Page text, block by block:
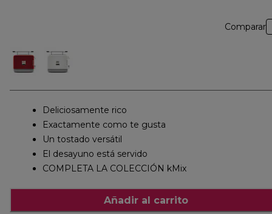
Comparar
Deliciosamente rico
Exactamente como te gusta
Un tostado versátil
El desayuno está servido
COMPLETA LA COLECCIÓN kMix
Añadir al carrito